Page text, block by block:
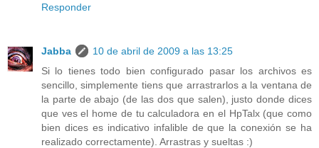
Responder
Jabba
10 de abril de 2009 a las 13:25
Si lo tienes todo bien configurado pasar los archivos es
sencillo, simplemente tiens que arrastrarlos a la ventana de
la parte de abajo (de las dos que salen), justo donde dices
que ves el home de tu calculadora en el HpTalx (que como
bien dices es indicativo infalible de que la conexión se ha
realizado correctamente). Arrastras y sueltas :)